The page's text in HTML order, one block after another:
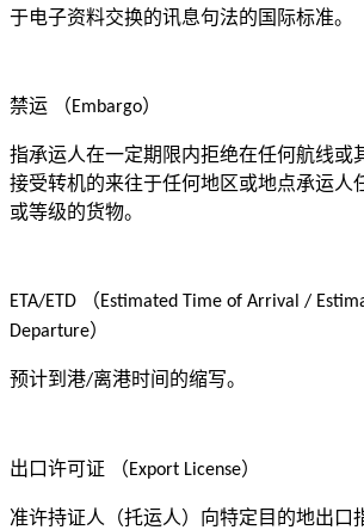
于电子资料交换的讯息句法的国际标准。
禁运 （Embargo）
指承运人在一定期限内拒绝在任何航线或
接受转机的来往于任何地区或地点承运人
或等级的货物。
ETA/ETD （Estimated Time of Arrival /
Departure）
预计到港/离港时间的缩写。
出口许可证 （Export License）
准许持证人（托运人）向特定目的地出口